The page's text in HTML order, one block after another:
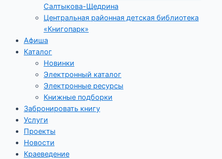
Салтыкова-Щедрина
Центральная районная детская библиотека
«Книгопарк»
Афиша
Каталог
Новинки
Электронный каталог
Электронные ресурсы
Книжные подборки
Забронировать книгу
Услуги
Проекты
Новости
Краеведение